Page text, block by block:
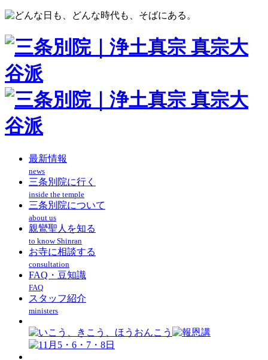
最新情報
news
三条別院に行く
inside the temple
三条別院について
about us
親鸞聖人を知る
to know Shinran
お寺に相談する
consultation
FAQ・豆知識
FAQ
スタッフ紹介
ministers